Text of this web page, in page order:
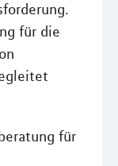
für die
für